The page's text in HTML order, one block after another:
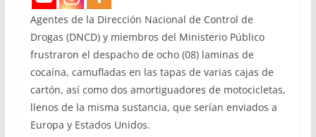
Agentes de la Dirección Nacional de Control de
Drogas (DNCD) y miembros del Ministerio Público
frustraron el despacho de ocho (08) laminas de
cocaína, camufladas en las tapas de varias cajas de
cartón, así como dos amortiguadores de motocicletas,
llenos de la misma sustancia, que serían enviados a
Europa y Estados Unidos.